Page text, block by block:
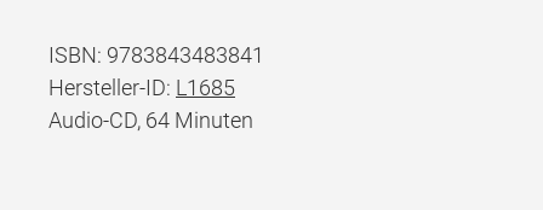
ISBN: 9783843483841
Hersteller-ID: L1685
Audio-CD, 64 Minuten